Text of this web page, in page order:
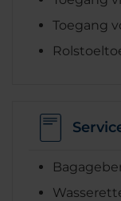
Toegang